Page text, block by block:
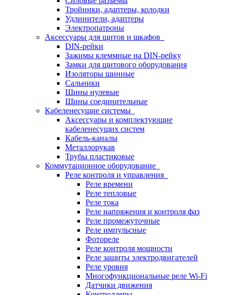
Тройники, адаптеры, колодки
Удлинители, адаптеры
Электропатроны
Аксессуары для щитов и шкафов
DIN-рейки
Зажимы клеммные на DIN-рейку
Замки для щитового оборудования
Изоляторы шинные
Сальники
Шины нулевые
Шины соединительные
Кабеленесущие системы
Аксессуары и комплектующие
кабеленесущих систем
Кабель-каналы
Металлорукав
Трубы пластиковые
Коммутационное оборудование
Реле контроля и управления
Реле времени
Реле тепловые
Реле тока
Реле напряжения и контроля фаз
Реле промежуточные
Реле импульсные
Фотореле
Реле контроля мощности
Реле защиты электродвигателей
Реле уровня
Многофункциональные реле Wi-Fi
Датчики движения